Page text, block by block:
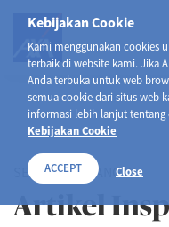
Kebijakan Cookie
Kami menggunakan cookies
terbaik di website kami. Jika
Anda terbuka untuk web
semua cookie dari situs web
informasi lebih lanjut tentang
Kebijakan Cookie
ACCEPT Close
SELAMAT DATANG DI
Artikel